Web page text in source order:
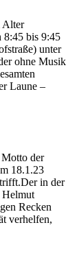
Alter
8:45 bis 9:45
unter
ohne Musik
Laune –
der
18.1.23
in der
Helmut
Recken
verhelfen,